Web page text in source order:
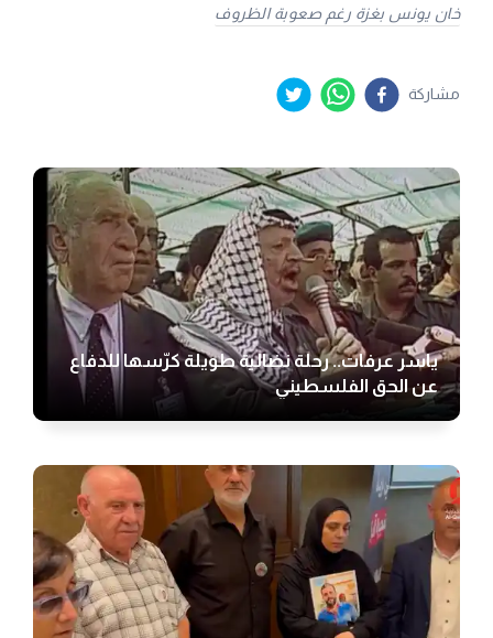
خان يونس بغزة رغم صعوبة الظروف
مشاركة
ياسر عرفات.. رحلة نضالية طويلة كرّسها للدفاع
عن الحق الفلسطيني